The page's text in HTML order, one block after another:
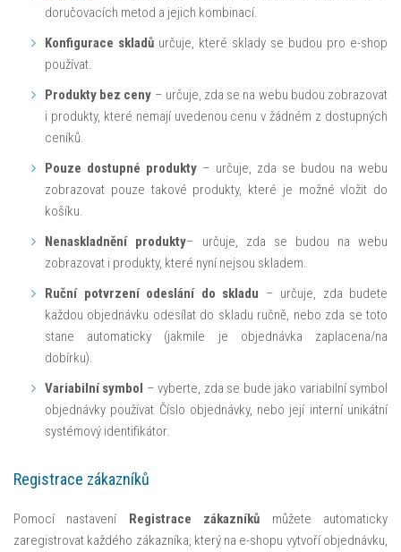
doručovacích metod a jejich kombinací.
Konfigurace skladů určuje, které sklady se budou pro e-shop
používat.
Produkty bez ceny – určuje, zda se na webu budou zobrazovat
i produkty, které nemají uvedenou cenu v žádném z dostupných
ceníků.
Pouze dostupné produkty – určuje, zda se budou na webu
zobrazovat pouze takové produkty, které je možné vložit do
košíku.
Nenaskladnění produkty– určuje, zda se budou na webu
zobrazovat i produkty, které nyní nejsou skladem.
Ruční potvrzení odeslání do skladu – určuje, zda budete
každou objednávku odesílat do skladu ručně, nebo zda se toto
stane automaticky (jakmile je objednávka zaplacena/na
dobírku).
Variabilní symbol – vyberte, zda se bude jako variabilní symbol
objednávky používat Číslo objednávky, nebo její interní unikátní
systémový identifikátor.
Registrace zákazníků
Pomocí nastavení Registrace zákazníků můžete automaticky
zaregistrovat každého zákazníka, který na e-shopu vytvoří objednávku,